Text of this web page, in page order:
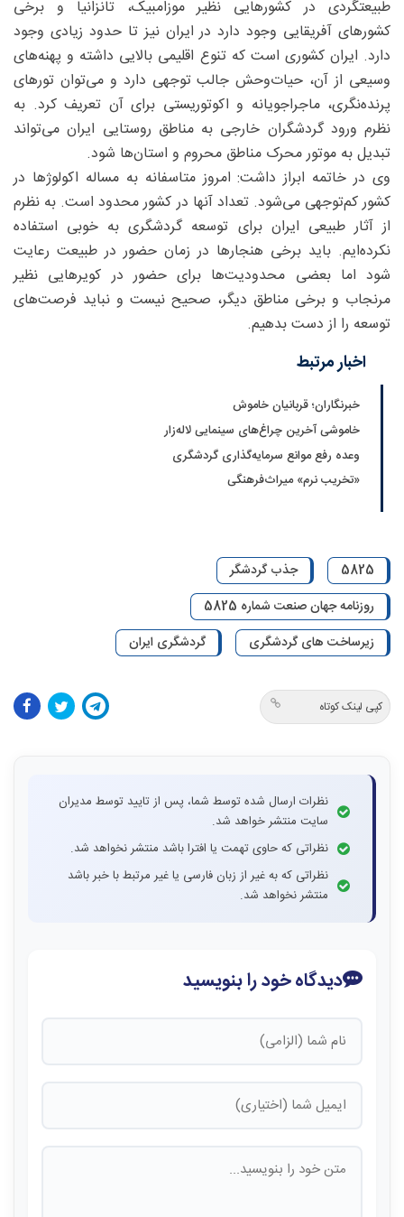
طبیعتگردی در کشورهایی نظیر موزامبیک، تانزانیا و برخی
کشورهای آفریقایی وجود دارد در ایران نیز تا حدود زیادی وجود
دارد. ایران کشوری است که تنوع اقلیمی بالایی داشته و پهنه‌های
وسیعی از آن، حیات‌وحش جالب توجهی دارد و می‌توان تورهای
پرنده‌نگری، ماجراجویانه و اکوتوریستی برای آن تعریف کرد. به
نظرم ورود گردشگران خارجی به مناطق روستایی ایران می‌تواند
تبدیل به موتور محرک مناطق محروم و استان‌ها شود.
وی در خاتمه ابراز داشت: امروز متاسفانه به مساله اکولوژ‌ها در
کشور کم‌توجهی می‌شود. تعداد آنها در کشور محدود است. به نظرم
از آثار طبیعی ایران برای توسعه گردشگری به خوبی استفاده
نکرده‌ایم. باید برخی هنجارها در زمان حضور در طبیعت رعایت
شود اما بعضی محدودیت‌ها برای حضور در کویرهایی نظیر
مرنجاب و برخی مناطق دیگر، صحیح نیست و نباید فرصت‌های
توسعه را از دست بدهیم.
اخبار مرتبط
خبرنگاران؛ قربانیان خاموش
خاموشی آخرین چراغ‌های سینمایی لاله‌زار
وعده رفع موانع سرمایه‌گذاری گردشگری
«تخریب نرم» میراث‌فرهنگی
5825
جذب گردشگر
روزنامه جهان صنعت شماره 5825
زیرساخت های گردشگری
گردشگری ایران
کپی لینک کوتاه
نظرات ارسال شده توسط شما، پس از تایید توسط مدیران
سایت منتشر خواهد شد.
نظراتی که حاوی تهمت یا افترا باشد منتشر نخواهد شد.
نظراتی که به غیر از زبان فارسی یا غیر مرتبط با خبر باشد
منتشر نخواهد شد.
دیدگاه خود را بنویسید